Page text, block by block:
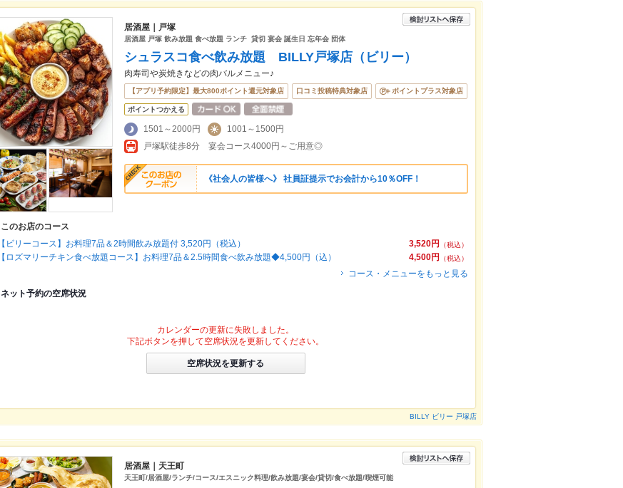
居酒屋｜戸塚
居酒屋 戸塚 飲み放題 食べ放題 ランチ 貸切 宴会 誕生日 忘年会 団体
シュラスコ食べ飲み放題 BILLY戸塚店（ビリー）
肉寿司や炭焼きなどの肉バルメニュー♪
【アプリ予約限定】最大800ポイント還元対象店 口コミ投稿特典対象店 ポイントプラス対象店
ポイントつかえる
1501～2000円
1001～1500円
戸塚駅徒歩8分 宴会コース4000円～ご用意◎
《社会人の皆様へ》 社員証提示でお会計から10％OFF！
このお店のコース
3,520円
（税込）
【ビリーコース】お料理7品＆2時間飲み放題付 3,520円（税込）
4,500円
（税込）
【ロズマリーチキン食べ放題コース】お料理7品＆2.5時間食べ飲み放題◆4,500円（込）
コース・メニューをもっと見る
ネット予約の空席状況
カレンダーの更新に失敗しました。
下記ボタンを押して空席状況を更新してください。
空席状況を更新する
BILLY ビリー 戸塚店
居酒屋｜天王町
天王町/居酒屋/ランチ/コース/エスニック料理/飲み放題/宴会/貸切/食べ放題/喫煙可能